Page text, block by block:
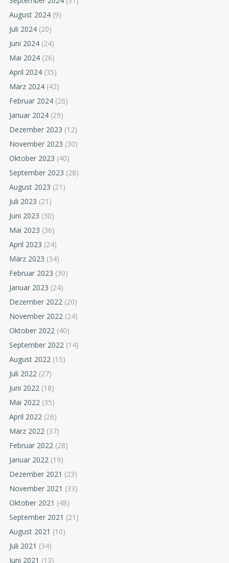
August 2024 (9)
Juli 2024 (20)
Juni 2024 (24)
Mai 2024 (26)
April 2024 (35)
März 2024 (42)
Februar 2024 (26)
Januar 2024 (29)
Dezember 2023 (12)
November 2023 (30)
Oktober 2023 (40)
September 2023 (28)
August 2023 (21)
Juli 2023 (21)
Juni 2023 (30)
Mai 2023 (36)
April 2023 (24)
März 2023 (34)
Februar 2023 (30)
Januar 2023 (24)
Dezember 2022 (20)
November 2022 (24)
Oktober 2022 (40)
September 2022 (14)
August 2022 (15)
Juli 2022 (27)
Juni 2022 (18)
Mai 2022 (35)
April 2022 (26)
März 2022 (37)
Februar 2022 (28)
Januar 2022 (19)
Dezember 2021 (23)
November 2021 (33)
Oktober 2021 (48)
September 2021 (21)
August 2021 (10)
Juli 2021 (34)
Juni 2021 (13)